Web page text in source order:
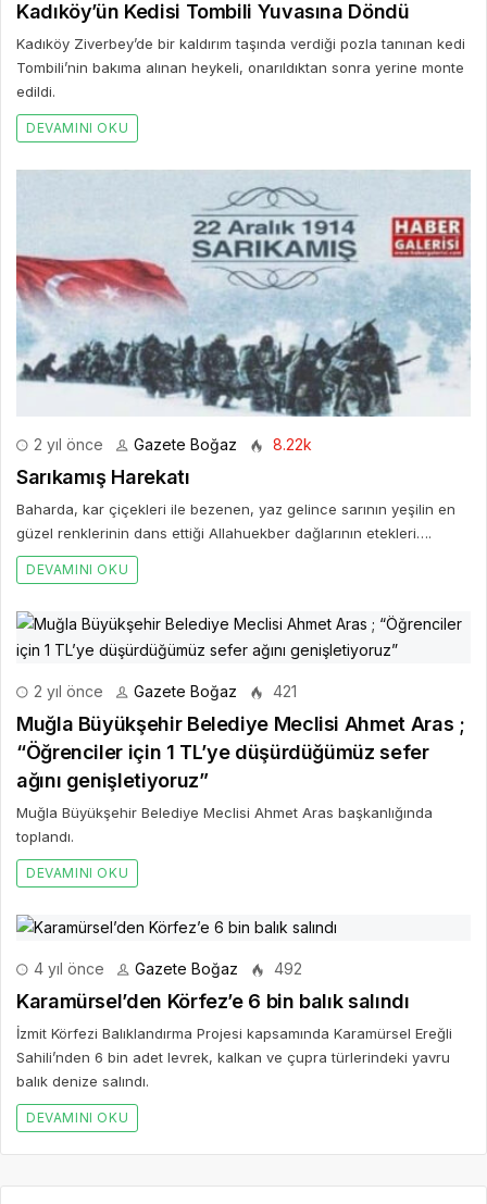
Kadıköy’ün Kedisi Tombili Yuvasına Döndü
Kadıköy Ziverbey’de bir kaldırım taşında verdiği pozla tanınan kedi
Tombili’nin bakıma alınan heykeli, onarıldıktan sonra yerine monte
edildi.
DEVAMINI OKU
2 yıl önce Gazete Boğaz 8.22k
Sarıkamış Harekatı
Baharda, kar çiçekleri ile bezenen, yaz gelince sarının yeşilin en
güzel renklerinin dans ettiği Allahuekber dağlarının etekleri….
DEVAMINI OKU
2 yıl önce Gazete Boğaz 421
Muğla Büyükşehir Belediye Meclisi Ahmet Aras ;
“Öğrenciler için 1 TL’ye düşürdüğümüz sefer
ağını genişletiyoruz”
Muğla Büyükşehir Belediye Meclisi Ahmet Aras başkanlığında
toplandı.
DEVAMINI OKU
4 yıl önce Gazete Boğaz 492
Karamürsel’den Körfez’e 6 bin balık salındı
İzmit Körfezi Balıklandırma Projesi kapsamında Karamürsel Ereğli
Sahili’nden 6 bin adet levrek, kalkan ve çupra türlerindeki yavru
balık denize salındı.
DEVAMINI OKU